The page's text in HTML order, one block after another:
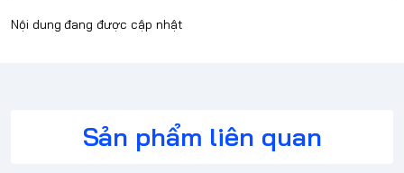
Nội dung đang được cập nhật
Sản phẩm liên quan